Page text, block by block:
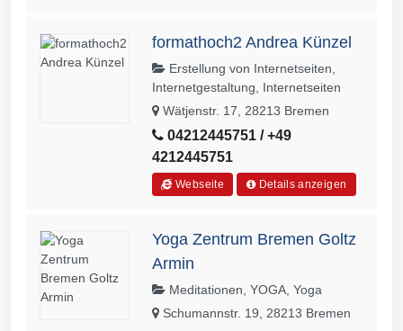
formathoch2 Andrea Künzel
Erstellung von Internetseiten,
Internetgestaltung, Internetseiten
Wätjenstr. 17, 28213 Bremen
04212445751 / +49
4212445751
Webseite Details anzeigen
Yoga Zentrum Bremen Goltz
Armin
Meditationen, YOGA, Yoga
Schumannstr. 19, 28213 Bremen